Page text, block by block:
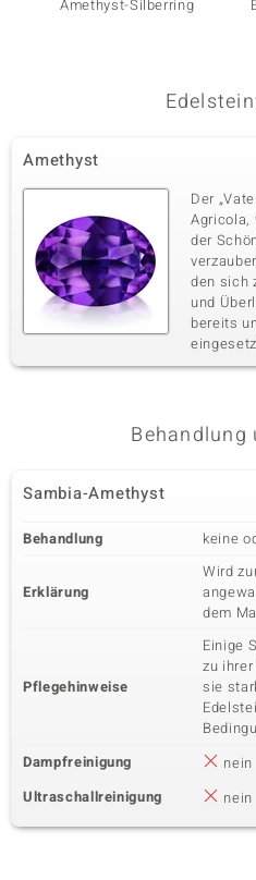
Edelsteinvarietät
Zirkon
Karatgewicht Summe
0,012 ct
Fassung
Krappenfassung
Sechster Edelstein
Karatgewicht Summe
Krappenfassung
Amethyst-Silberring
Amethyst
Der
Agricola,
der
den sich
und
bereits
Behandlung
Sambia-Amethyst
Behandlung keine
Erklärung
Wird
dem
Pflegehinweise
Einige
zu
sie
Dampfreinigung
nein
Ultraschallreinigung
nein